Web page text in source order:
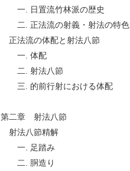
一. 日置流竹林派の歴史
二. 正法流の射義・射法の特色
正法流の体配と射法八節
一. 体配
二. 射法八節
三. 的前行射における体配
第二章 射法八節
射法八節精解
一. 足踏み
二. 胴造り